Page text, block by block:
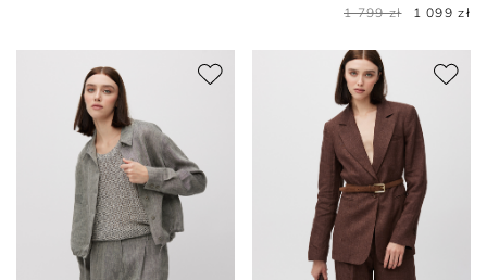
1 799 zł
1 099 zł